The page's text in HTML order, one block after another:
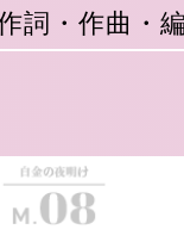
詞・作曲・